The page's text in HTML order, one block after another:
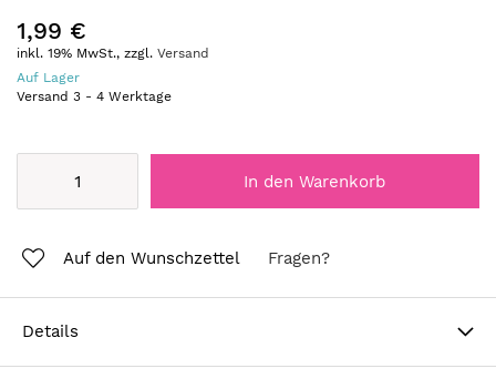
1,99 €
inkl. 19% MwSt., zzgl. Versand
Auf Lager
Versand 3 - 4 Werktage
In den Warenkorb
Auf den Wunschzettel Fragen?
Details